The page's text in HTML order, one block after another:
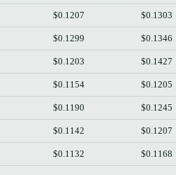
$0.1207 $0.1303
$0.1299 $0.1346
$0.1203 $0.1427
$0.1154 $0.1205
$0.1190 $0.1245
$0.1142 $0.1207
$0.1132 $0.1168